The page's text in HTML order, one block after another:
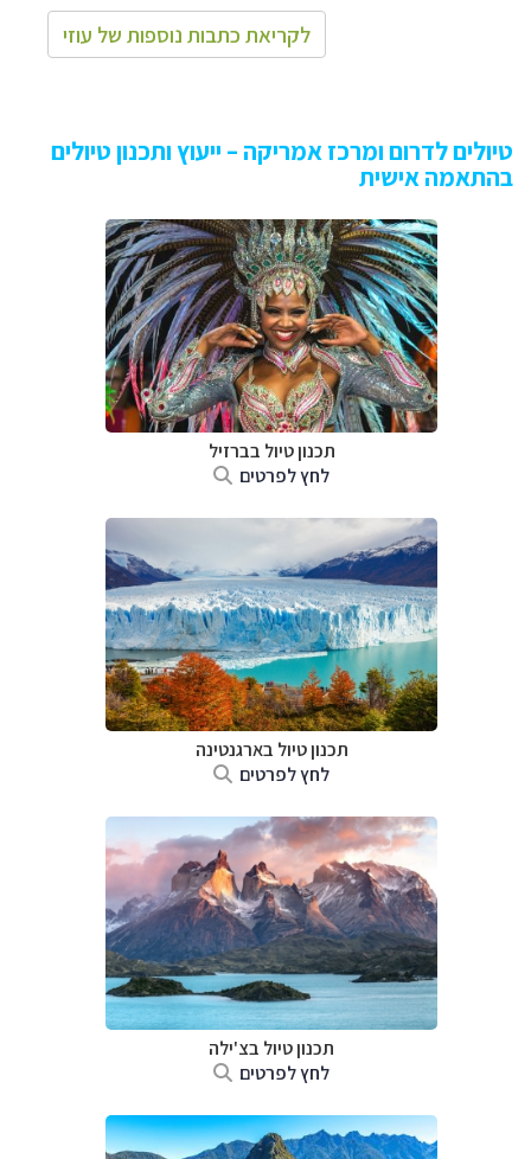
לקריאת כתבות נוספות של עוזי
טיולים לדרום ומרכז אמריקה – ייעוץ ותכנון טיולים
בהתאמה אישית
תכנון טיול בברזיל
לחץ לפרטים
תכנון טיול בארגנטינה
לחץ לפרטים
תכנון טיול בצ'ילה
לחץ לפרטים